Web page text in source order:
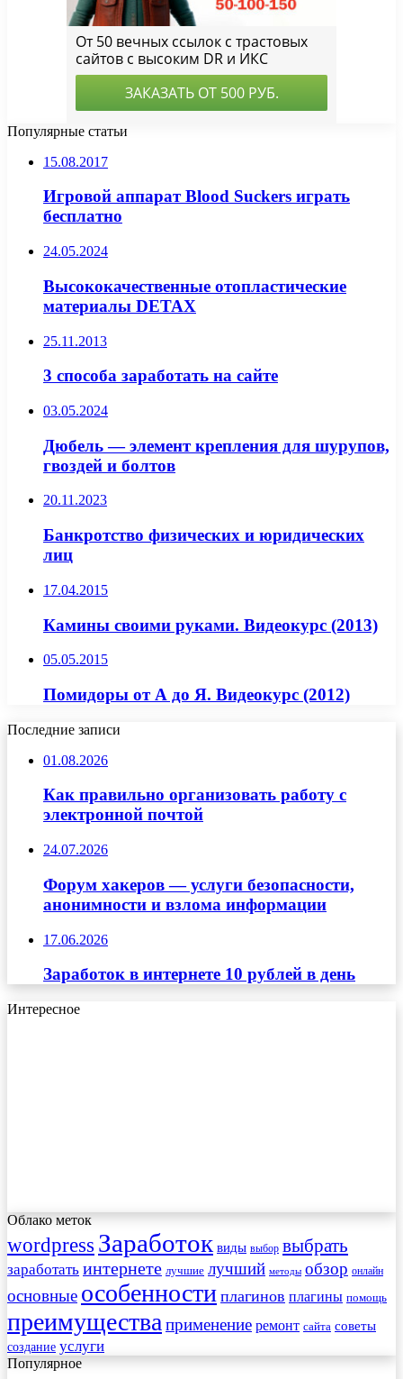
Популярные статьи
15.08.2017
Игровой аппарат Blood Suckers играть
бесплатно
24.05.2024
Высококачественные отопластические
материалы DETAX
25.11.2013
3 способа заработать на сайте
03.05.2024
Дюбель — элемент крепления для шурупов,
гвоздей и болтов
20.11.2023
Банкротство физических и юридических
лиц
17.04.2015
Камины своими руками. Видеокурс (2013)
05.05.2015
Помидоры от А до Я. Видеокурс (2012)
Последние записи
01.08.2026
Как правильно организовать работу с
электронной почтой
24.07.2026
Форум хакеров — услуги безопасности,
анонимности и взлома информации
17.06.2026
Заработок в интернете 10 рублей в день
Интересное
Облако меток
wordpress Заработок виды выбор выбрать
заработать интернете лучшие лучший методы обзор онлайн
основные особенности плагинов плагины помощь
преимущества применение ремонт сайта советы
создание услуги
Популярное